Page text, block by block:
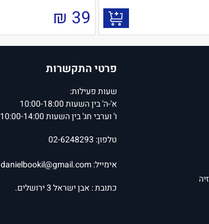
39
₪
פרטי התקשרות
שעות פעילות:
א'-ה' בין השעות 10:00-18:00
ו' וערבי חג' בין השעות 10:00-14:00
טלפון: 02-6248293
אימייל:danielbookil@gmail.com
כתובת : אבן ישראל 3 ירושלים.